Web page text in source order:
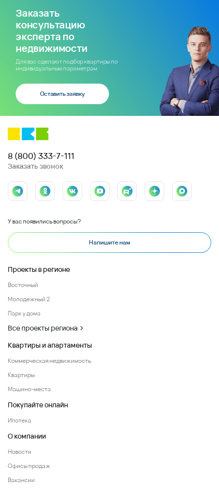
Заказать
консультацию
эксперта по
недвижимости
Для вас сделают подбор квартиры по
индивидуальным параметрам
Оставить заявку
8 (800) 333-7-111
Заказать звонок
У вас появились вопросы?
Напишите нам
Проекты в регионе
Восточный
Молодежный 2
Парк у дома
Все проекты региона
Квартиры и апартаменты
Коммерческая недвижимость
Квартиры
Машино-места
Покупайте онлайн
Ипотека
О компании
Новости
Офисы продаж
Вакансии